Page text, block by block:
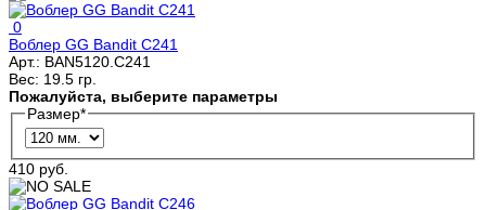
0
Воблер GG Bandit C241
Арт.: BAN5120.C241
Вес: 19.5 гр.
Пожалуйста, выберите параметры
Размер*
410 руб.